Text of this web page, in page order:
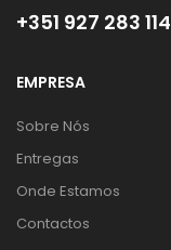
+351 927 283 114
EMPRESA
Sobre Nós
Entregas
Onde Estamos
Contactos